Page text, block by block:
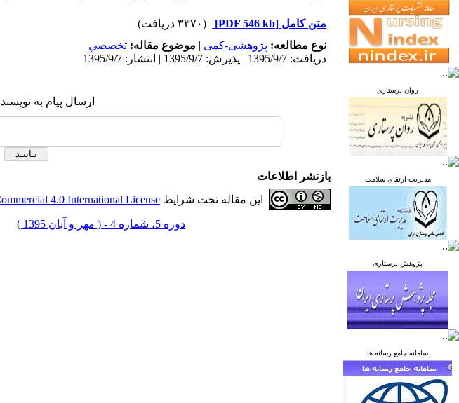
روان پرستاری
مدیریت ارتقای سلامت
پژوهش پرستاری
سامانه جامع رسانه ها
متن کامل [PDF 546 kb]
(۳۳۷۰ دریافت)
نوع مطالعه: پژوهشی-کمی | موضوع مقاله: تخصصي
دریافت: 1395/9/7 | پذیرش: 1395/9/7 | انتشار: 1395/9/7
ارسال پیام به
بازنشر اطلاعات
این مقاله تحت شرایط 4.0 International License
دوره 5، شماره 4 - ( مهر و آبان 1395 )